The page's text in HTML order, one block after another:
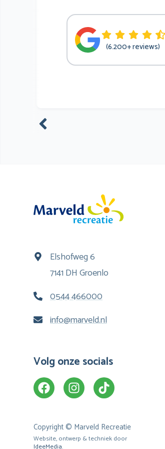
(6.200+ reviews)
Elshofweg 6
7141 DH Groenlo
0544 466000
info@marveld.nl
Volg onze socials
Copyright © Marveld Recreatie
Website, ontwerp & techniek door
IdeeMedia.